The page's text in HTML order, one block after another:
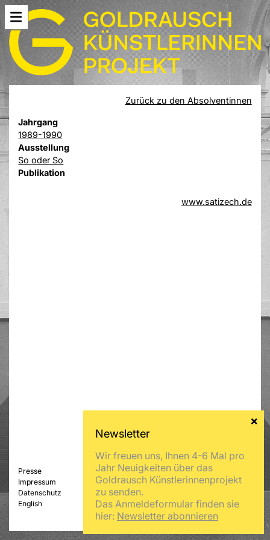
Zurück zu den Absolventinnen
Jahrgang
1989-1990
Ausstellung
So oder So
Publikation
www.satizech.de
Presse
Impressum
Datenschutz
English
Wir freuen uns, Ihnen 4-6 Mal pro
Jahr Neuigkeiten über das
Goldrausch Künstlerinnenprojekt
zu senden.
Das Anmeldeformular finden sie
hier: Newsletter abonnieren